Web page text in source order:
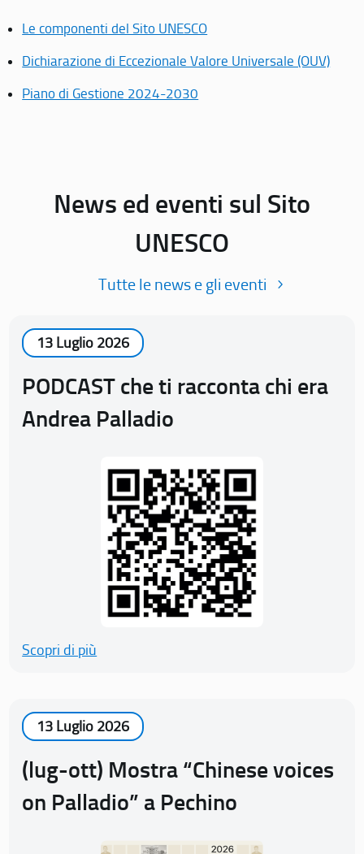
Le componenti del Sito UNESCO
Dichiarazione di Eccezionale Valore Universale (OUV)
Piano di Gestione 2024-2030
News ed eventi sul Sito
UNESCO
Tutte le news e gli eventi
13 Luglio 2026
PODCAST che ti racconta chi era
Andrea Palladio
Scopri di più
13 Luglio 2026
(lug-ott) Mostra “Chinese voices
on Palladio” a Pechino